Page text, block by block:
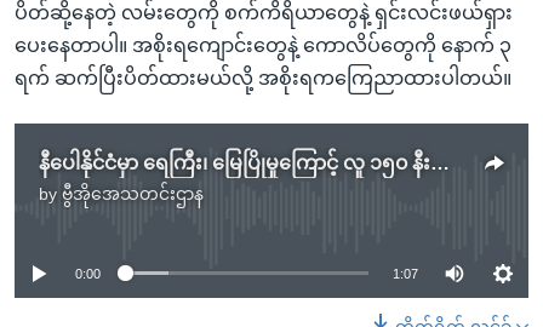
ပိတ်ဆို့နေတဲ့ လမ်းတွေကို စက်ကိရိယာတွေနဲ့ ရှင်းလင်းဖယ်ရှား
ပေးနေတာပါ။ အစိုးရကျောင်းတွေနဲ့ ကောလိပ်တွေကို နောက် ၃
ရက် ဆက်ပြီးပိတ်ထားမယ်လို့ အစိုးရကကြေညာထားပါတယ်။
နီပေါနိုင်ငံမှာ ရေကြီး၊ မြေပြိုမှုကြောင့် လူ ၁၅၀ နီးပါးသေဆုံး
by ဗွီအိုအေသတင်းဌာန
No media source currently available
0:00 1:07